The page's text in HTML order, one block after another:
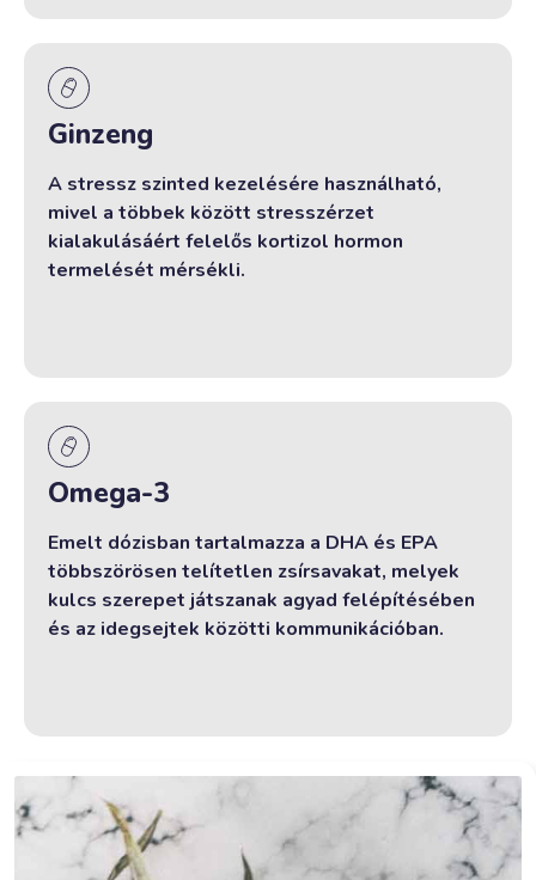
Ginzeng
A stressz szinted kezelésére használható,
mivel a többek között stresszérzet
kialakulásáért felelős kortizol hormon
termelését mérsékli.
Omega-3
Emelt dózisban tartalmazza a DHA és EPA
többszörösen telítetlen zsírsavakat, melyek
kulcs szerepet játszanak agyad felépítésében
és az idegsejtek közötti kommunikációban.